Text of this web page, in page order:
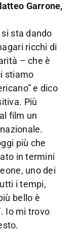
Garrone,
sta dando
ricchi di
– che è
stiamo
e dico
Più
film un
più che
in termini
uno dei
i tempi,
bello è
Io mi trovo